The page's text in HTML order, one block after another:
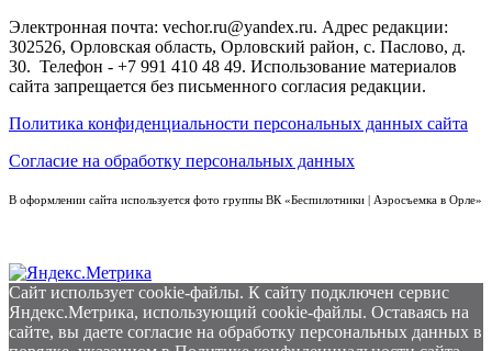
Электронная почта: vechor.ru@yandex.ru. Адрес редакции:
302526, Орловская область, Орловский район, с. Паслово, д.
30. Телефон - +7 991 410 48 49. Использование материалов
сайта запрещается без письменного согласия редакции.
Политика конфиденциальности персональных данных сайта
Согласие на обработку персональных данных
В оформлении сайта используется фото группы ВК «Беспилотники | Аэросъемка в Орле»
Сайт использует cookie-файлы. К cайту подключен сервис
Яндекс.Метрика, использующий cookie-файлы. Оставаясь на
сайте, вы даете согласие на обработку персональных данных в